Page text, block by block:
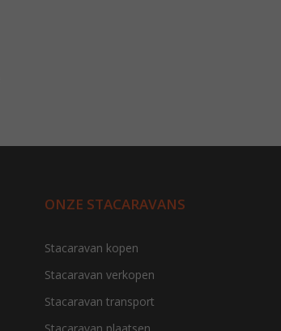
ONZE STACARAVANS
Stacaravan kopen
Stacaravan verkopen
Stacaravan transport